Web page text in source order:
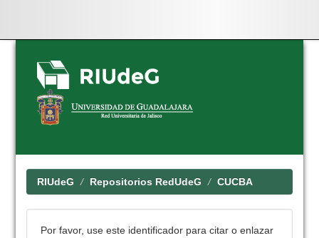
Skip
navigation
RIUdeG Repositorios RedUdeG CUCBA
Por favor, use este identificador para citar o enlazar